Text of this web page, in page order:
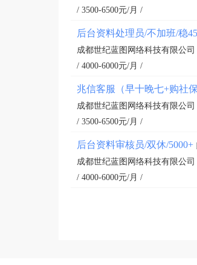
/ 3500-6500元/月 /
后台资料处理员/不加班/稳
成都世纪蓝图网络科技有限公司
/ 4000-6000元/月 /
兆信客服（早十晚七+购社
成都世纪蓝图网络科技有限公司
/ 3500-6500元/月 /
后台资料审核员/双休/5000+
成都世纪蓝图网络科技有限公司
/ 4000-6000元/月 /